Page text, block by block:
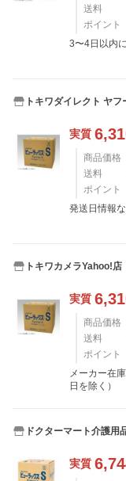
送料
ポイント
3〜4日以内
トキワダイレクト ヤフ
実質
商品価格
送料
ポイント
発送日情報
トキワカメラYahoo!店
実質
商品価格
送料
ポイント
メーカー在
日を除く）
ドクターマート介護用
実質